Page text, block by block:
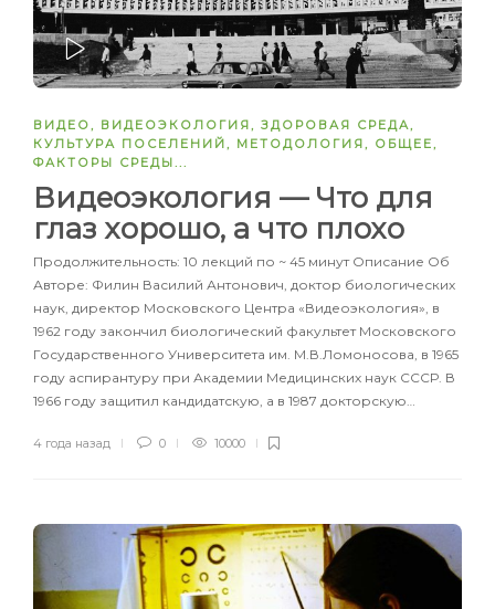
ЗАПУСТИТЬ
ВИДЕО, ВИДЕОЭКОЛОГИЯ, ЗДОРОВАЯ СРЕДА,
КУЛЬТУРА ПОСЕЛЕНИЙ, МЕТОДОЛОГИЯ, ОБЩЕЕ,
ФАКТОРЫ СРЕДЫ...
Видеоэкология — Что для
глаз хорошо, а что плохо
Продолжительность: 10 лекций по ~ 45 минут Описание Об
Авторе: Филин Василий Антонович, доктор биологических
наук, директор Московского Центра «Видеоэкология», в
1962 году закончил биологический факультет Московского
Государственного Университета им. М.В.Ломоносова, в 1965
году аспирантуру при Академии Медицинских наук СССР. В
1966 году защитил кандидатскую, а в 1987 докторскую…
4 года назад 0 10000